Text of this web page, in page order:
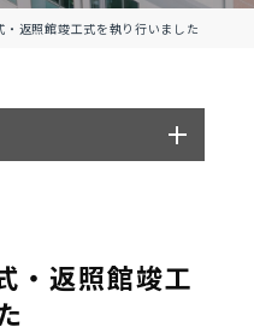
返照館竣工式を執り行いました
・返照館竣工